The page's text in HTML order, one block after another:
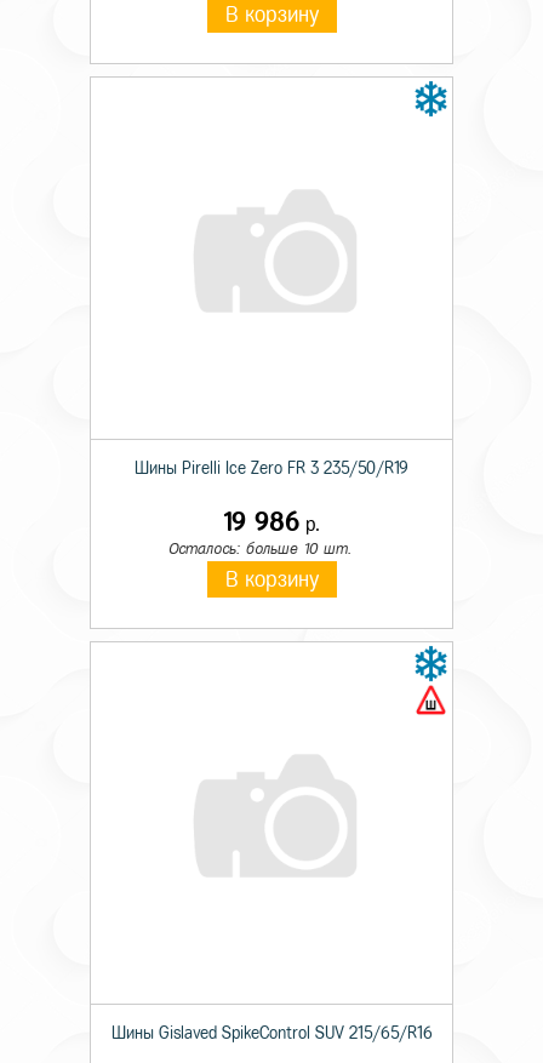
В корзину
Шины Pirelli Ice Zero FR 3 235/50/R19
19 986 р.
Осталось: больше 10 шт.
В корзину
Шины Gislaved SpikeControl SUV 215/65/R16